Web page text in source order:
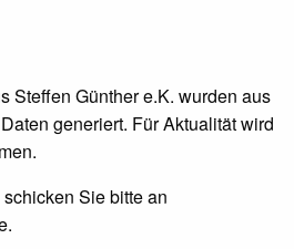
Steffen Günther e.K. wurden aus
generiert. Für Aktualität wird
Sie bitte an
.